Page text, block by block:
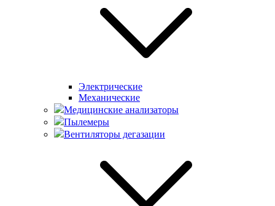
Электрические
Механические
Медицинские анализаторы
Пылемеры
Вентиляторы дегазации